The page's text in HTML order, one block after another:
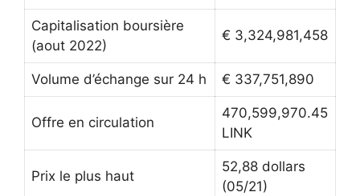
Capitalisation boursière
(aout 2022)
€ 3,324,981,458
Volume d’échange sur 24 h € 337,751,890
Offre en circulation
470,599,970.45
LINK
Prix le plus haut
52,88 dollars
(05/21)